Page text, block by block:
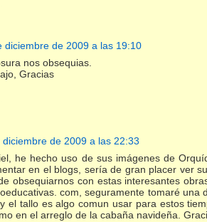
diciembre de 2009 a las 19:10
nos obsequias.
Gracias
diciembre de 2009 a las 22:33
he hecho uso de sus imágenes de
en el blogs, sería de gran placer ver
obsequiarnos con estas interesantes
com, seguramente tomaré
el tallo es algo comun usar para estos
en el arreglo de la cabaña navideña.